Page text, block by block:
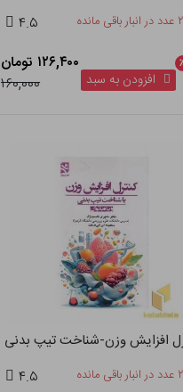
۴.۵
۱۲۶,۴۰۰ تومان
۱۶۰,۰۰۰
افزودن به سبد
افزایش وزن-شناخت تیپ بدنی
۴.۵